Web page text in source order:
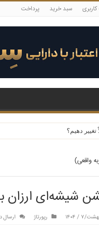
سبد خرید پرداخت
دهیم؟
واقعی)
شیشه‌ای
۷ / ۱۴۰۴ رپورتاژ ارسال